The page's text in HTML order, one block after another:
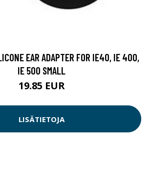
EAR ADAPTER FOR IE40, IE 400,
IE 500 SMALL
19.85 EUR
LISÄTIETOJA